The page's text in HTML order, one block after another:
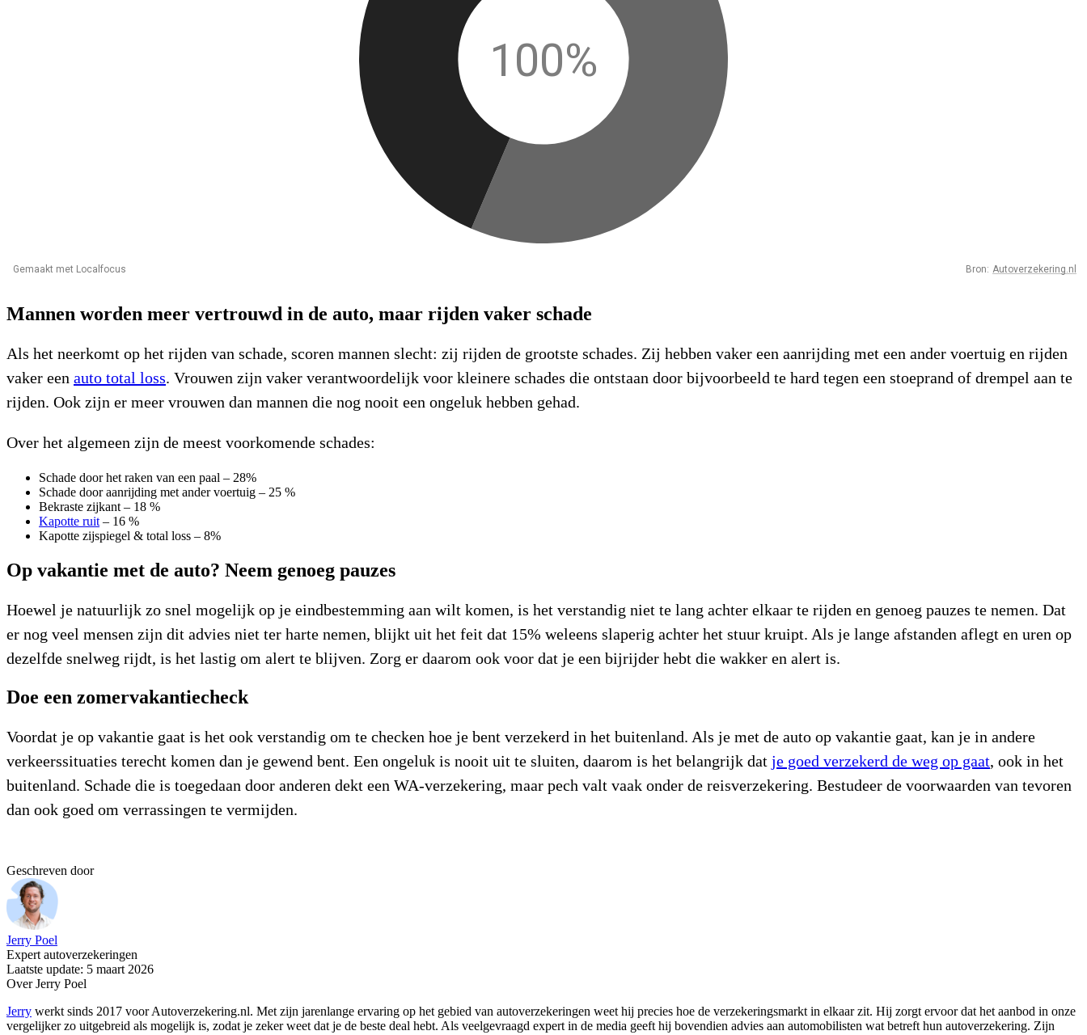
Mannen worden meer vertrouwd in de auto, maar rijden vaker schade
Als het neerkomt op het rijden van schade, scoren mannen slecht: zij rijden de grootste schades. Zij hebben vaker een aanrijding met een ander voertuig en rijden
vaker een auto total loss. Vrouwen zijn vaker verantwoordelijk voor kleinere schades die ontstaan door bijvoorbeeld te hard tegen een stoeprand of drempel aan te
rijden. Ook zijn er meer vrouwen dan mannen die nog nooit een ongeluk hebben gehad.
Over het algemeen zijn de meest voorkomende schades:
Schade door het raken van een paal – 28%
Schade door aanrijding met ander voertuig – 25 %
Bekraste zijkant – 18 %
Kapotte ruit – 16 %
Kapotte zijspiegel & total loss – 8%
Op vakantie met de auto? Neem genoeg pauzes
Hoewel je natuurlijk zo snel mogelijk op je eindbestemming aan wilt komen, is het verstandig niet te lang achter elkaar te rijden en genoeg pauzes te nemen. Dat
er nog veel mensen zijn dit advies niet ter harte nemen, blijkt uit het feit dat 15% weleens slaperig achter het stuur kruipt. Als je lange afstanden aflegt en uren op
dezelfde snelweg rijdt, is het lastig om alert te blijven. Zorg er daarom ook voor dat je een bijrijder hebt die wakker en alert is.
Doe een zomervakantiecheck
Voordat je op vakantie gaat is het ook verstandig om te checken hoe je bent verzekerd in het buitenland. Als je met de auto op vakantie gaat, kan je in andere
verkeerssituaties terecht komen dan je gewend bent. Een ongeluk is nooit uit te sluiten, daarom is het belangrijk dat je goed verzekerd de weg op gaat, ook in het
buitenland. Schade die is toegedaan door anderen dekt een WA-verzekering, maar pech valt vaak onder de reisverzekering. Bestudeer de voorwaarden van tevoren
dan ook goed om verrassingen te vermijden.
Geschreven door
Jerry Poel
Expert autoverzekeringen
Laatste update: 5 maart 2026
Over Jerry Poel
Jerry werkt sinds 2017 voor Autoverzekering.nl. Met zijn jarenlange ervaring op het gebied van autoverzekeringen weet hij precies hoe de verzekeringsmarkt in elkaar zit. Hij zorgt ervoor dat het aanbod in onze
vergelijker zo uitgebreid als mogelijk is, zodat je zeker weet dat je de beste deal hebt. Als veelgevraagd expert in de media geeft hij bovendien advies aan automobilisten wat betreft hun autoverzekering. Zijn